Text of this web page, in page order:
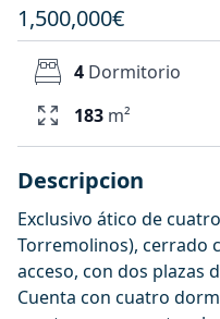
1,500,000€
4 Dormitorio
183 m²
Descripcion
Exclusivo ático de
Torremolinos), cerrado
acceso, con dos plazas
Cuenta con cuatro